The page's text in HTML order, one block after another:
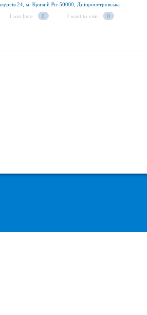
I was here 0 I want to visit 0